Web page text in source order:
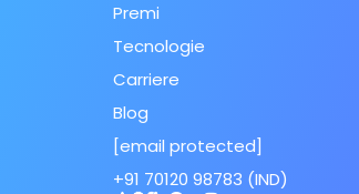
Premi
Tecnologie
Carriere
Blog
[email protected]
+91 70120 98783 (IND)
Spanish (Spain)